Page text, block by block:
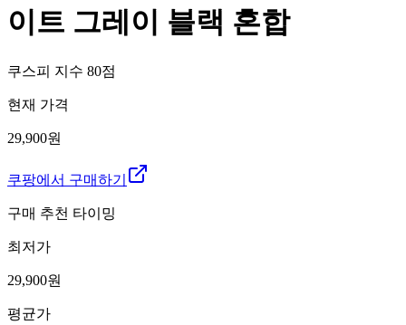
이트 그레이 블랙 혼합
쿠스피 지수 80점
현재 가격
29,900원
쿠팡에서 구매하기
구매 추천 타이밍
최저가
29,900원
평균가